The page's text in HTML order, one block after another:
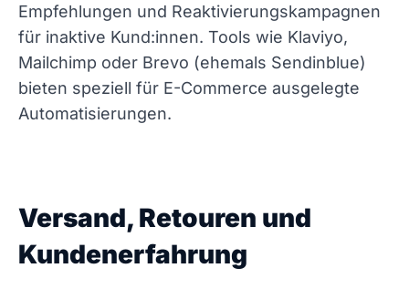
Empfehlungen und Reaktivierungskampagnen
für inaktive Kund:innen. Tools wie Klaviyo,
Mailchimp oder Brevo (ehemals Sendinblue)
bieten speziell für E-Commerce ausgelegte
Automatisierungen.
Versand, Retouren und
Kundenerfahrung